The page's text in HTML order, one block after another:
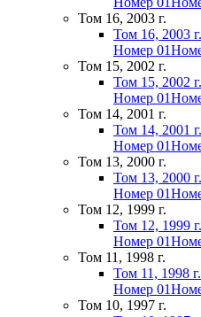
Том 16, 2003 г.
Том 16, 2003 г.
Номер 01
Том 15, 2002 г.
Том 15, 2002 г.
Номер 01
Том 14, 2001 г.
Том 14, 2001 г.
Номер 01
Том 13, 2000 г.
Том 13, 2000 г.
Номер 01
Том 12, 1999 г.
Том 12, 1999 г.
Номер 01
Том 11, 1998 г.
Том 11, 1998 г.
Номер 01
Том 10, 1997 г.